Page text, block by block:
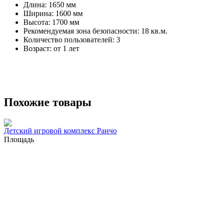
Длина: 1650 мм
Ширина: 1600 мм
Высота: 1700 мм
Рекомендуемая зона безопасности: 18 кв.м.
Количество пользователей: 3
Возраст: от 1 лет
Похожие товары
Детский игровой комплекс Ранчо
Площадь